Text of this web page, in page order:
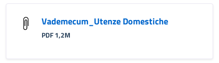
Vademecum_Utenze Domestiche
PDF 1,2M